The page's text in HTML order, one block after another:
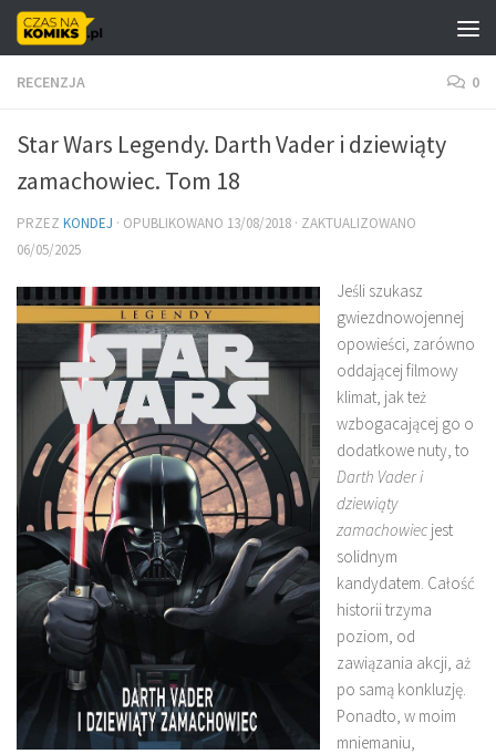
Skip to content
RECENZJA 0
Star Wars Legendy. Darth Vader i dziewiąty
zamachowiec. Tom 18
PRZEZ KONDEJ · OPUBLIKOWANO 13/08/2018 · ZAKTUALIZOWANO
06/05/2025
Jeśli szukasz
gwiezdnowojennej
opowieści, zarówno
oddającej filmowy
klimat, jak też
wzbogacającej go o
dodatkowe nuty, to
Darth Vader i
dziewiąty
zamachowiec jest
solidnym
kandydatem. Całość
historii trzyma
poziom, od
zawiązania akcji, aż
po samą konkluzję.
Ponadto, w moim
mniemaniu,